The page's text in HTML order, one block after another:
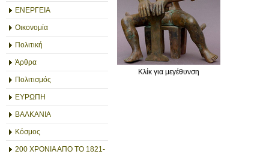
ΕΝΕΡΓΕΙΑ
Οικονομία
Πολιτική
Άρθρα
Πολιτισμός
ΕΥΡΩΠΗ
ΒΑΛΚΑΝΙΑ
Κόσμος
200 ΧΡΟΝΙΑ ΑΠΟ ΤΟ 1821-
Κλίκ για μεγέθυνση